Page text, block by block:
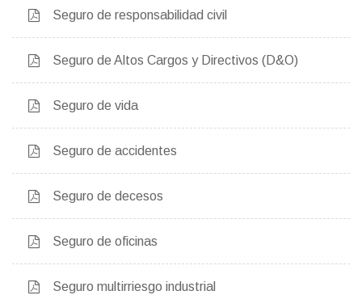
Seguro de responsabilidad civil
Seguro de Altos Cargos y Directivos (D&O)
Seguro de vida
Seguro de accidentes
Seguro de decesos
Seguro de oficinas
Seguro multirriesgo industrial